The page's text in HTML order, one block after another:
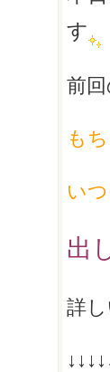
す
前
も
い
出
詳